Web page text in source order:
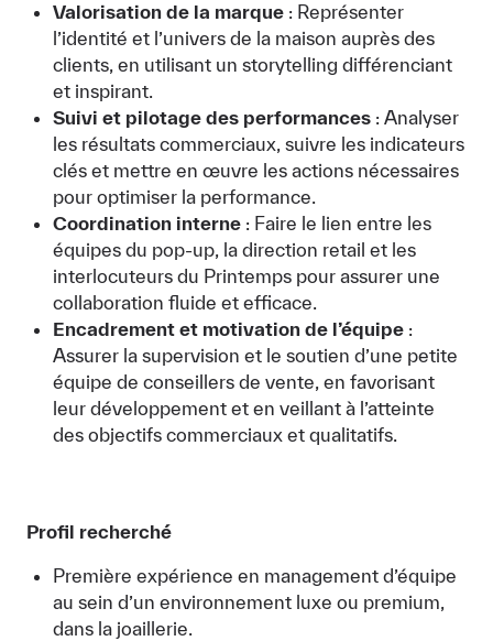
Valorisation de la marque : Représenter
l’identité et l’univers de la maison auprès des
clients, en utilisant un storytelling différenciant
et inspirant.
Suivi et pilotage des performances : Analyser
les résultats commerciaux, suivre les indicateurs
clés et mettre en œuvre les actions nécessaires
pour optimiser la performance.
Coordination interne : Faire le lien entre les
équipes du pop-up, la direction retail et les
interlocuteurs du Printemps pour assurer une
collaboration fluide et efficace.
Encadrement et motivation de l’équipe :
Assurer la supervision et le soutien d’une petite
équipe de conseillers de vente, en favorisant
leur développement et en veillant à l’atteinte
des objectifs commerciaux et qualitatifs.
Profil recherché
Première expérience en management d’équipe
au sein d’un environnement luxe ou premium,
dans la joaillerie.